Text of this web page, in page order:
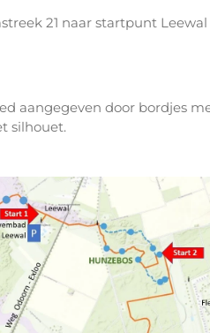
21 naar startpunt Leewal
aangegeven door bordjes
silhouet.